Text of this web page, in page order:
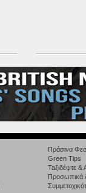
Πράσινα
Green Tips
Taξιδέψτε
Προσωπικά